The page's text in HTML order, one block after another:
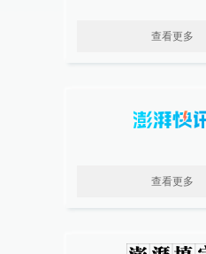
查看更多
查看更多